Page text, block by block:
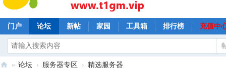
门户 论坛 新帖 家园 工具箱 排行榜 充值中
» 论坛 › 服务器专区 › 精选服务器